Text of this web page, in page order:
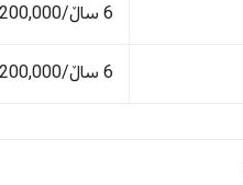
6 ساڵ/200,000 کم
6 ساڵ/200,000 کم